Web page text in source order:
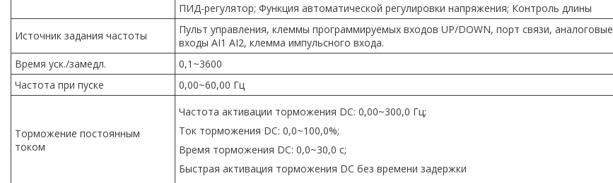
ПИД-регулятор; Функция автоматической регулировки напряжения; Контроль длины
Источник задания частоты
Пульт управления, клеммы программируемых входов UP/DOWN, порт связи, аналоговые
входы AI1 AI2, клемма импульсного входа.
Время уск./замедл.
0,1~3600
Частота при пуске
0,00~60,00 Гц
Торможение постоянным
током
Частота активации торможения DC: 0,00~300,0 Гц;
Ток торможения DC: 0,0~100,0%;
Время торможения DC: 0,0~30,0 с;
Быстрая активация торможения DC без времени задержки